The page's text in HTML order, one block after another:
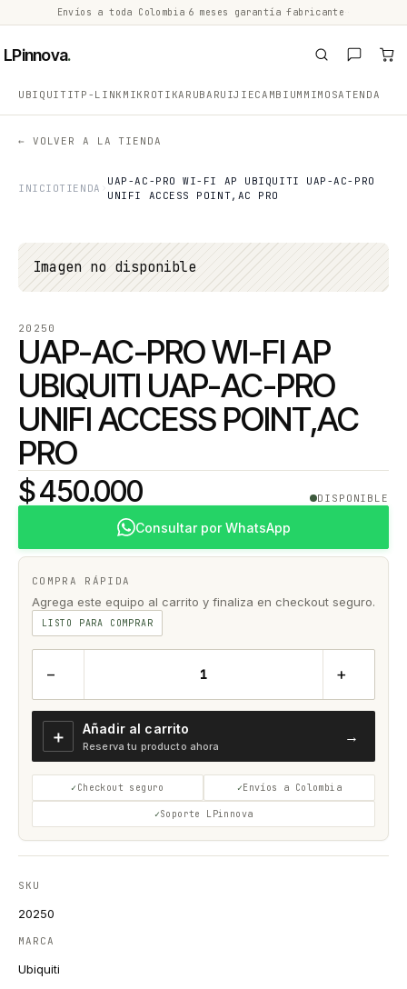
Envíos a toda Colombia 6 meses garantía fabricante
LPinnova.
UBIQUITITP-LINK MIKROTIKARUBA RUIJIECAMBIUM MIMOSATENDA
← VOLVER A LA TIENDA
INICIOTIENDA
UAP-AC-PRO WI-FI AP UBIQUITI UAP-AC-PRO
UNIFI ACCESS POINT,AC PRO
Imagen no disponible
20250
UAP-AC-PRO WI-FI AP
UBIQUITI UAP-AC-PRO
UNIFI ACCESS POINT,AC
PRO
$ 450.000 DISPONIBLE
Consultar por WhatsApp
COMPRA RÁPIDA
Agrega este equipo al carrito y finaliza en checkout seguro.
LISTO PARA COMPRAR
− +
＋ Añadir al carrito
Reserva tu producto ahora
→
Checkout seguro Envíos a Colombia
Soporte LPinnova
SKU
20250
MARCA
Ubiquiti